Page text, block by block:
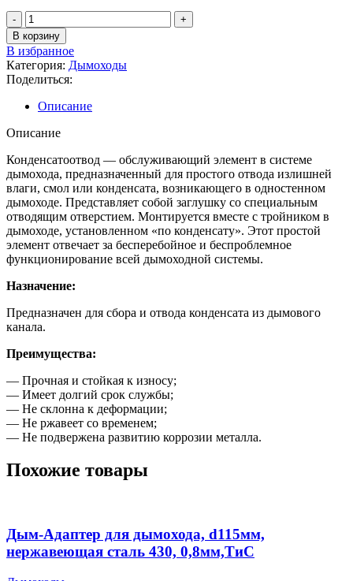
В корзину
В избранное
Категория: Дымоходы
Поделиться:
Описание
Описание
Конденсатоотвод ― обслуживающий элемент в системе
дымохода, предназначенный для простого отвода излишней
влаги, смол или конденсата, возникающего в одностенном
дымоходе. Представляет собой заглушку со специальным
отводящим отверстием. Монтируется вместе с тройником в
дымоходе, установленном «по конденсату». Этот простой
элемент отвечает за бесперебойное и беспроблемное
функционирование всей дымоходной системы.
Назначение:
Предназначен для сбора и отвода конденсата из дымового
канала.
Преимущества:
— Прочная и стойкая к износу;
— Имеет долгий срок службы;
— Не склонна к деформации;
— Не ржавеет со временем;
— Не подвержена развитию коррозии металла.
Похожие товары
Дым-Адаптер для дымохода, d115мм,
нержавеющая сталь 430, 0,8мм,ТиС